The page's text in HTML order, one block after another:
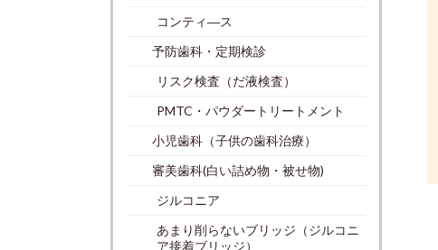
コンティ―ス
予防歯科・定期検診
リスク検査（だ液検査）
PMTC・パウダートリートメント
小児歯科（子供の歯科治療）
審美歯科(白い詰め物・被せ物)
ジルコニア
あまり削らないブリッジ（ジルコニ
ア接着ブリッジ）